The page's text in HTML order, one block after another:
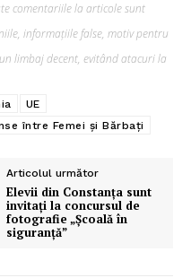
conținut
comentariile la articole sunt
informațiile false, motiv pentru
limbaj decent, evitând atacuri la
UE
între Femei și Bărbați
Articolul următor
Elevii din Constanța sunt
invitați la concursul de
fotografie „Școală în
siguranță”